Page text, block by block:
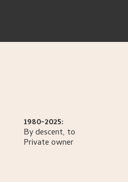
1980-2025:
By descent, to
Private owner